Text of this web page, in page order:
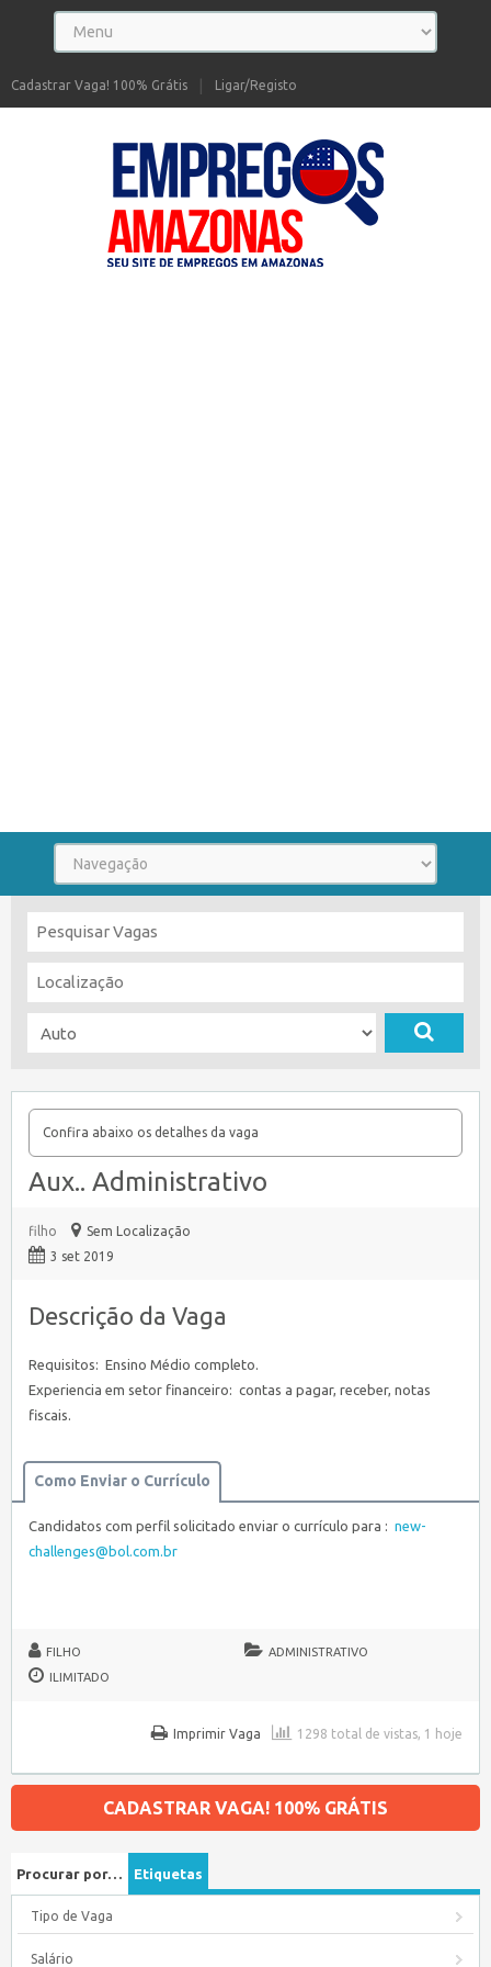
Ligar/Registo
Cadastrar Vaga! 100% Grátis
Confira abaixo os detalhes da vaga
Aux.. Administrativo
filho
Sem Localização
3 set 2019
Descrição da Vaga
Requisitos: Ensino Médio completo.
Experiencia em setor financeiro: contas a pagar, receber, notas
fiscais.
Como Enviar o Currículo
Candidatos com perfil solicitado enviar o currículo para : new-
challenges@bol.com.br
FILHO
ADMINISTRATIVO
ILIMITADO
1298 total de vistas, 1 hoje
Imprimir Vaga
CADASTRAR VAGA! 100% GRÁTIS
Procurar por… Etiquetas
Tipo de Vaga
Salário